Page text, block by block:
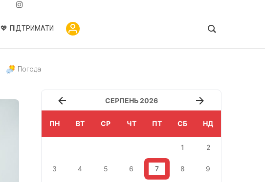
ПІДТРИМАТИ
Погода
СЕРПЕНЬ 2026
ПН ВТ СР ЧТ ПТ СБ НД
1 2
3 4 5 6 7 8 9